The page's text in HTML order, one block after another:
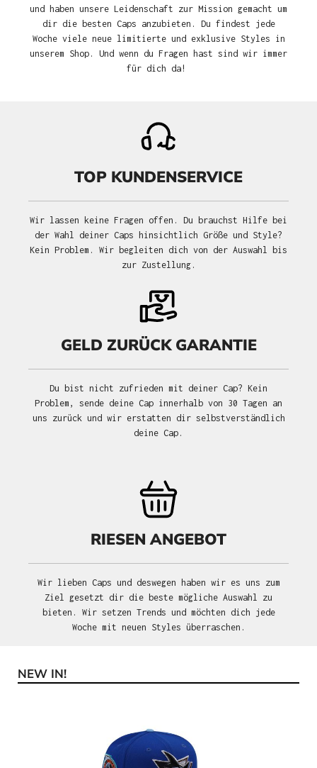
und haben unsere Leidenschaft zur Mission gemacht um
dir die besten Caps anzubieten. Du findest jede
Woche viele neue limitierte und exklusive Styles in
unserem Shop. Und wenn du Fragen hast sind wir immer
für dich da!
TOP KUNDENSERVICE
Wir lassen keine Fragen offen. Du brauchst Hilfe bei
der Wahl deiner Caps hinsichtlich Größe und Style?
Kein Problem. Wir begleiten dich von der Auswahl bis
zur Zustellung.
GELD ZURÜCK GARANTIE
Du bist nicht zufrieden mit deiner Cap? Kein
Problem, sende deine Cap innerhalb von 30 Tagen an
uns zurück und wir erstatten dir selbstverständlich
deine Cap.
RIESEN ANGEBOT
Wir lieben Caps und deswegen haben wir es uns zum
Ziel gesetzt dir die beste mögliche Auswahl zu
bieten. Wir setzen Trends und möchten dich jede
Woche mit neuen Styles überraschen.
Produktgalerie überspringen
NEW IN!